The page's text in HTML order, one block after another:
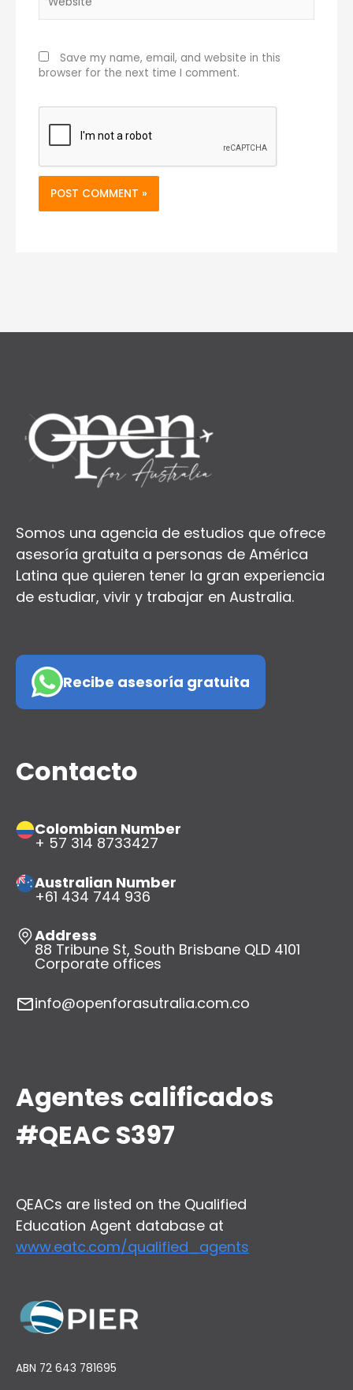
Save my name, email, and website in this
browser for the next time I comment.
Somos una agencia de estudios que ofrece
asesoría gratuita a personas de América
Latina que quieren tener la gran experiencia
de estudiar, vivir y trabajar en Australia.
Recibe asesoría gratuita
Contacto
Colombian Number
+ 57 314 8733427
Australian Number
+61 434 744 936
Address
88 Tribune St, South Brisbane QLD 4101
Corporate offices
info@openforasutralia.com.co
Agentes calificados
#QEAC S397
QEACs are listed on the Qualified
Education Agent database at
www.eatc.com/qualified_agents
ABN 72 643 781695